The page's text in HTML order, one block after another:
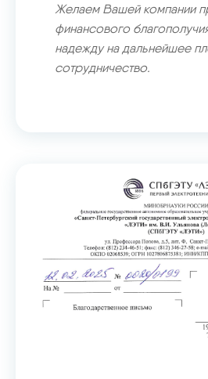
Желаем Вашей компании
финансового
надежду на дальнейшее
сотрудничество.